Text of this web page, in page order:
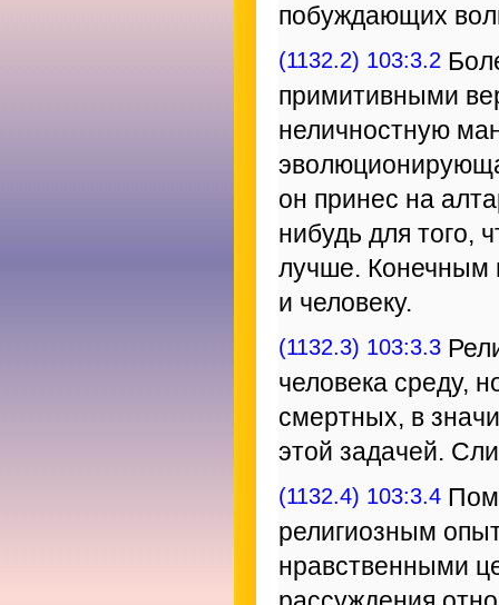
побуждающих
(1132.2) 103:3.2
примитивными
неличностную
он принес на
нибудь для того,
лучше. Конечным
и человеку.
(1132.3) 103:3.3
человека среду,
смертных, в
этой задачей.
(1132.4) 103:3.4
религиозным
нравственными